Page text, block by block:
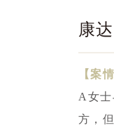
康
【案
A女
方，